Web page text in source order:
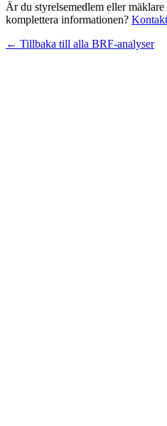
Är du styrelsemedlem eller
komplettera informationen?
← Tillbaka till alla BRF-analyser